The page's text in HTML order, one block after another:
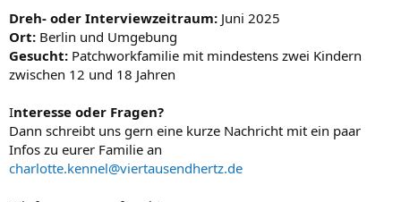
Dreh- oder Interviewzeitraum: Juni 2025
Ort: Berlin und Umgebung
Gesucht: Patchworkfamilie mit mindestens zwei Kindern
zwischen 12 und 18 Jahren
Interesse oder Fragen?
Dann schreibt uns gern eine kurze Nachricht mit ein paar
Infos zu eurer Familie an
charlotte.kennel@viertausendhertz.de